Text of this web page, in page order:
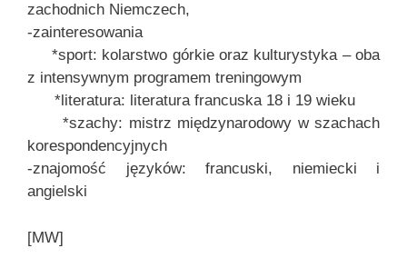
zachodnich Niemczech,
-zainteresowania
*sport: kolarstwo górkie oraz kulturystyka – oba
z intensywnym programem treningowym
*literatura: literatura francuska 18 i 19 wieku
*szachy: mistrz międzynarodowy w szachach
korespondencyjnych
-znajomość języków: francuski, niemiecki i
angielski
[MW]